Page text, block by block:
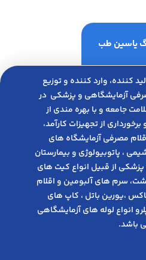
یاسین طب
کننده، وارد کننده و توزیع
آزمایشگاهی و پزشکی در
ﺟﺎﻣﻌﻪ و ﺑﺎ ﺑﻬﺮه ﻣﻨﺪی از
از ﺗﺠﻬﯿﺰات ﮐﺎرآﻣﺪ،
مصرفی آزﻣﺎﯾﺸﮕﺎه های
، پاتوبیولوژی و بیمارستان
از قبیل انواع کیت های
سرم های آلبومین و اقلام
،یورین باتل ، کاپ های
انواع لوله های آزمایشگاهی
باشد.